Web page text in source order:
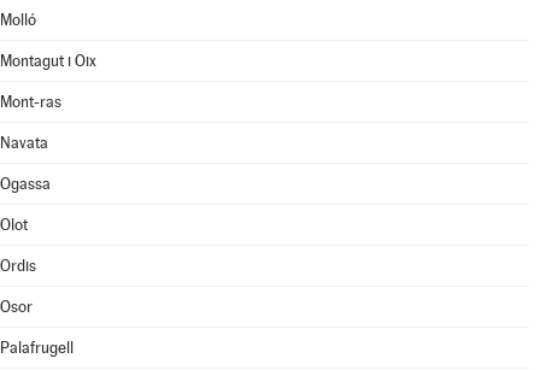
Molló
Montagut i Oix
Mont-ras
Navata
Ogassa
Olot
Ordis
Osor
Palafrugell